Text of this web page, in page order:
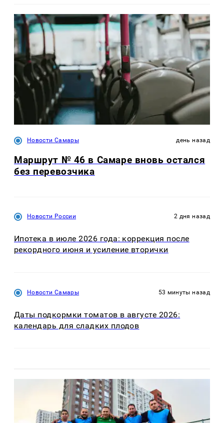
Новости Самары день назад
Маршрут № 46 в Самаре вновь остался
без перевозчика
Новости России 2 дня назад
Ипотека в июле 2026 года: коррекция после
рекордного июня и усиление вторички
Новости Самары 53 минуты назад
Даты подкормки томатов в августе 2026:
календарь для сладких плодов